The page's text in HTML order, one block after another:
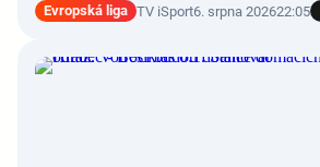
Evropská liga TV iSport6. srpna 202622:05